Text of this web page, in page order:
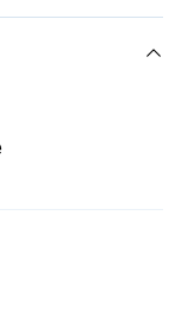
est un choix sûr